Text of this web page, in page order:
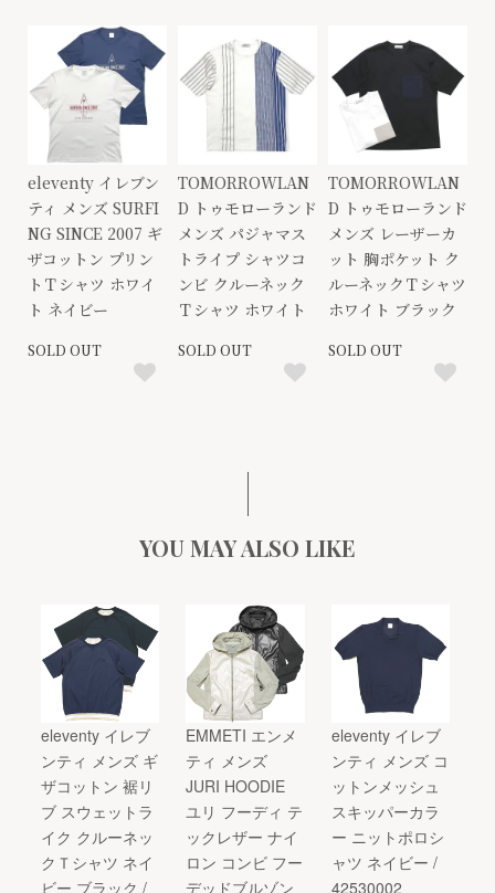
eleventy イレブン
ティ メンズ SURFI
NG SINCE 2007 ギ
ザコットン プリン
トＴシャツ ホワイ
ト ネイビー
SOLD OUT
TOMORROWLAN
D トゥモローランド
メンズ パジャマス
トライプ シャツコ
ンビ クルーネック
Ｔシャツ ホワイト
SOLD OUT
TOMORROWLAN
D トゥモローランド
メンズ レーザーカ
ット 胸ポケット ク
ルーネックＴシャツ
ホワイト ブラック
SOLD OUT
YOU MAY ALSO LIKE
eleventy イレブ
ンティ メンズ ギ
ザコットン 裾リ
ブ スウェットラ
イク クルーネッ
クＴシャツ ネイ
ビー ブラック /
EMMETI エンメ
ティ メンズ
JURI HOODIE
ユリ フーディ テ
ックレザー ナイ
ロン コンビ フー
デッドブルゾン
eleventy イレブ
ンティ メンズ コ
ットンメッシュ
スキッパーカラ
ー ニットポロシ
ャツ ネイビー /
42530002